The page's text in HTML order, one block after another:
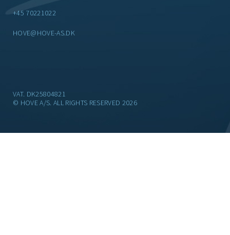
+45 70221022
HOVE@HOVE-AS.DK
VAT. DK25804821
© HOVE A/S. ALL RIGHTS RESERVED 2026